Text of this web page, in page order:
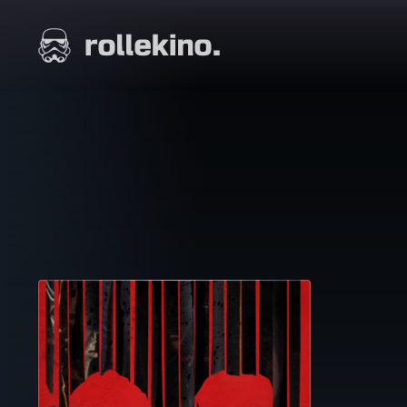
suoraan
sisältöön
Elokuvat ja elokuva-arviot | Rollekino.fi